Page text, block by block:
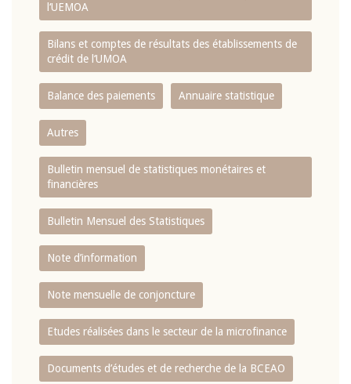
l‘UEMOA
Bilans et comptes de résultats des établissements de
crédit de l‘UMOA
Balance des paiements Annuaire statistique
Autres
Bulletin mensuel de statistiques monétaires et
financières
Bulletin Mensuel des Statistiques
Note d’information
Note mensuelle de conjoncture
Etudes réalisées dans le secteur de la microfinance
Documents d’études et de recherche de la BCEAO